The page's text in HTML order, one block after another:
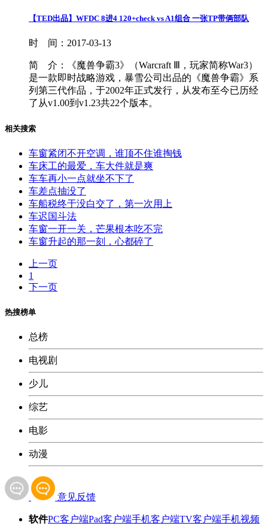
【TED出品】WFDC 8进4 120+check vs A1组合 一张TP带俩部队
时 间： 2017-03-13
简 介：
《魔兽争霸3》（Warcraft Ⅲ，玩家简称War3）
是一款即时战略游戏，暴雪公司出品的《魔兽争霸》系
列第三代作品，于2002年正式发行，从发布至今已历经
了从v1.00到v1.23共22个版本。
相关搜索
车窗紧闭不开空调，谁顶不住谁掏钱
车床工的最爱，车大件就是爽
车车再小一点就坐不下了
车差点抽没了
车船税终于没白交了，第一次用上
车迟国斗法
车窗一开一关，芒果根本吃不完
车窗升起的那一刻，心都碎了
上一页
1
下一页
热搜榜单
总榜
电视剧
少儿
综艺
电影
动漫
意见反馈
软件PC客户端Pad客户端手机客户端TV客户端手机视频